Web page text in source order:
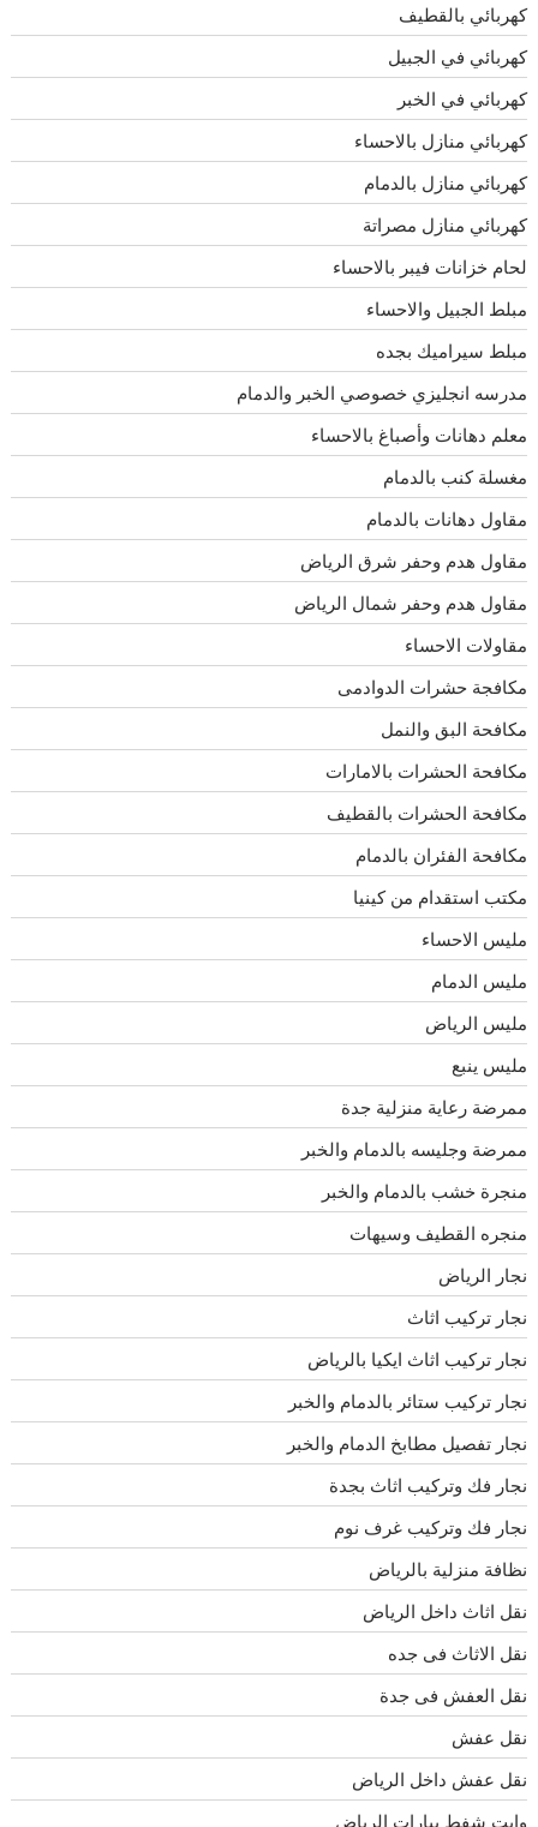
كهربائي بالقطيف
كهربائي في الجبيل
كهربائي في الخبر
كهربائي منازل بالاحساء
كهربائي منازل بالدمام
كهربائي منازل مصراتة
لحام خزانات فيبر بالاحساء
مبلط الجبيل والاحساء
مبلط سيراميك بجده
مدرسه انجليزي خصوصي الخبر والدمام
معلم دهانات وأصباغ بالاحساء
مغسلة كنب بالدمام
مقاول دهانات بالدمام
مقاول هدم وحفر شرق الرياض
مقاول هدم وحفر شمال الرياض
مقاولات الاحساء
مكافجة حشرات الدوادمى
مكافحة البق والنمل
مكافحة الحشرات بالامارات
مكافحة الحشرات بالقطيف
مكافحة الفئران بالدمام
مكتب استقدام من كينيا
مليس الاحساء
مليس الدمام
مليس الرياض
مليس ينبع
ممرضة رعاية منزلية جدة
ممرضة وجليسه بالدمام والخبر
منجرة خشب بالدمام والخبر
منجره القطيف وسيهات
نجار الرياض
نجار تركيب اثاث
نجار تركيب اثاث ايكيا بالرياض
نجار تركيب ستائر بالدمام والخبر
نجار تفصيل مطابخ الدمام والخبر
نجار فك وتركيب اثاث بجدة
نجار فك وتركيب غرف نوم
نظافة منزلية بالرياض
نقل اثاث داخل الرياض
نقل الاثاث فى جده
نقل العفش فى جدة
نقل عفش
نقل عفش داخل الرياض
وايت شفط بيارات الرياض